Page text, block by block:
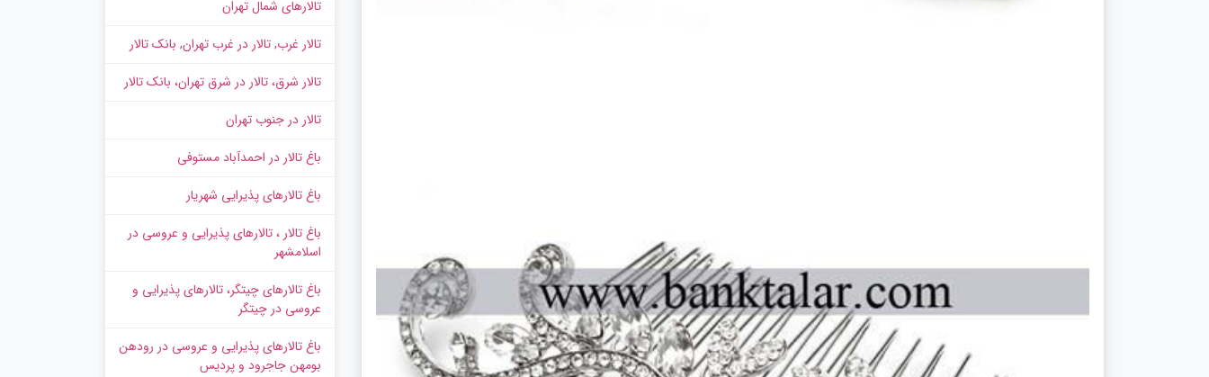
تالارهای شمال تهران
تالار غرب, تالار در غرب تهران, بانک تالار
تالار شرق، تالار در شرق تهران، بانک تالار
تالار در جنوب تهران
باغ تالار در احمدآباد مستوفی
باغ تالارهای پذیرایی شهریار
باغ تالار ، تالارهای پذیرایی و عروسی در
اسلامشهر
باغ تالارهای چیتگر، تالارهای پذیرایی و
عروسی در چیتگر
باغ تالارهای پذیرایی و عروسی در رودهن
بومهن جاجرود و پردیس